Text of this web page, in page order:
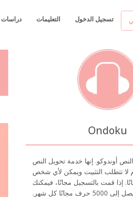
دراسات التعليمات تسجيل الدخول
Ondoku
أوندوكو. إنها خدمة تحويل النص
لا تتطلب التثبيت ويمكن لأي شخص
إذا قمت بالتسجيل مجانًا، فيمكنك
مجانًا كل شهر.